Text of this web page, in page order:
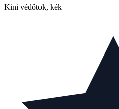
Kini védőtok, kék